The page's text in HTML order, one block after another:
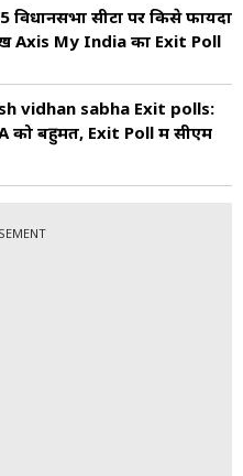
विधानसभा सीटों पर क‍िसे फायदा
Axis My India का Exit Poll
vidhan sabha Exit polls:
को बहुमत, Exit Poll में सीएम